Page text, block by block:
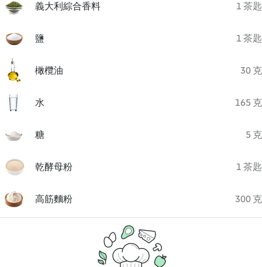
義大利綜合香料 1 茶匙
鹽 1 茶匙
橄欖油 30 克
水 165 克
糖 5 克
乾酵母粉 1 茶匙
高筋麵粉 300 克